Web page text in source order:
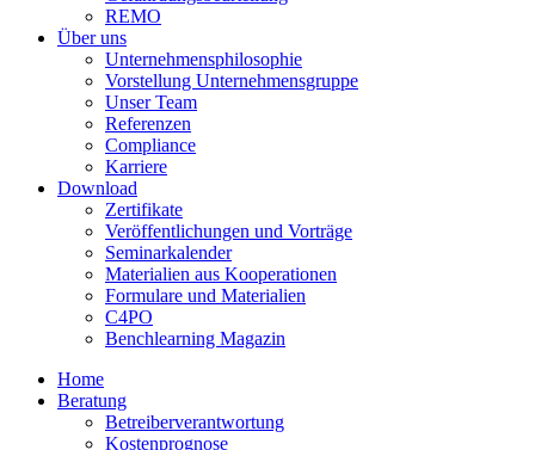
REMO
Über uns
Unternehmensphilosophie
Vorstellung Unternehmensgruppe
Unser Team
Referenzen
Compliance
Karriere
Download
Zertifikate
Veröffentlichungen und Vorträge
Seminarkalender
Materialien aus Kooperationen
Formulare und Materialien
C4PO
Benchlearning Magazin
Home
Beratung
Betreiberverantwortung
Kostenprognose